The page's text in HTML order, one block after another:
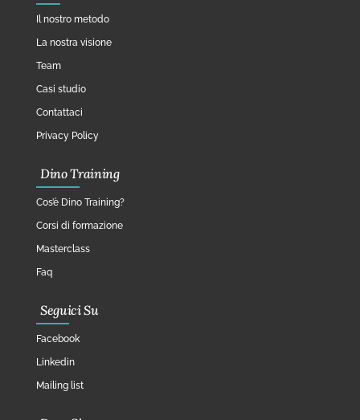
Il nostro metodo
La nostra visione
Team
Casi studio
Contattaci
Privacy Policy
Dino Training
Cos’è Dino Training?
Corsi di formazione
Masterclass
Faq
Seguici Su
Facebook
Linkedin
Mailing list